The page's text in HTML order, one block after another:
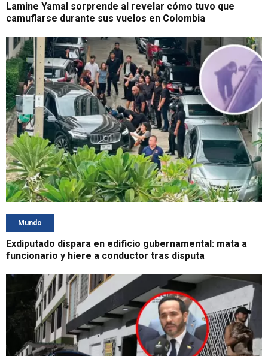
Lamine Yamal sorprende al revelar cómo tuvo que
camuflarse durante sus vuelos en Colombia
Mundo
Exdiputado dispara en edificio gubernamental: mata a
funcionario y hiere a conductor tras disputa